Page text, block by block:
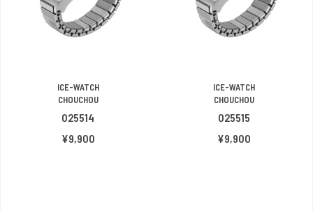
ICE-WATCH
CHOUCHOU
025514
¥9,900
ICE-WATCH
CHOUCHOU
025515
¥9,900